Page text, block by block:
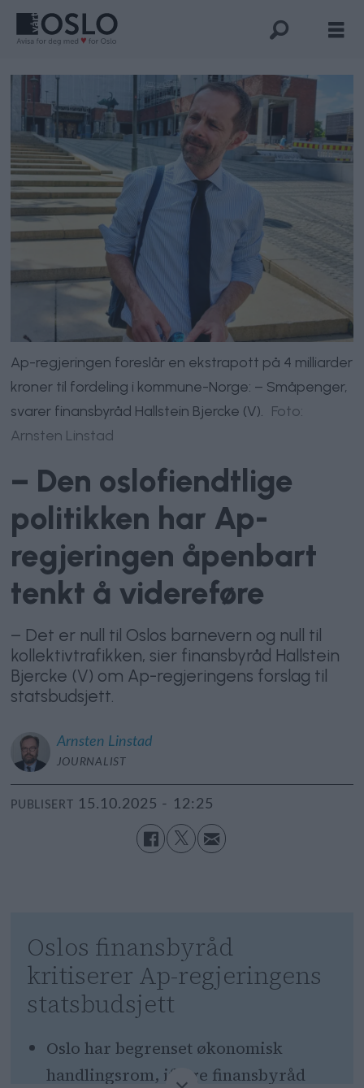
Ap-regjeringen foreslår en ekstrapott på 4 milliarder
kroner til fordeling i kommune-Norge: – Småpenger,
svarer finansbyråd Hallstein Bjercke (V). Foto:
Arnsten Linstad
– Den oslofiendtlige
politikken har Ap-
regjeringen åpenbart
tenkt å videreføre
– Det er null til Oslos barnevern og null til
kollektivtrafikken, sier finansbyråd Hallstein
Bjercke (V) om Ap-regjeringens forslag til
statsbudsjett.
Arnsten Linstad
JOURNALIST
PUBLISERT 15.10.2025 - 12:25
Oslos finansbyråd
kritiserer Ap-regjeringens
statsbudsjett
Oslo har begrenset økonomisk
handlingsrom, ifølge finansbyråd